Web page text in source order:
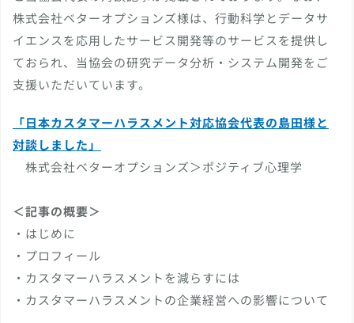
株式会社ベターオプションズ様は、行動科学とデータサ
イエンスを応用したサービス開発等のサービスを提供し
ておられ、当協会の研究データ分析・システム開発をご
支援いただいています。
「日本カスタマーハラスメント対応協会代表の島田様と
対談しました」
株式会社ベターオプションズ＞ポジティブ心理学
＜記事の概要＞
・はじめに
・プロフィール
・カスタマーハラスメントを減らすには
・カスタマーハラスメントの企業経営への影響について